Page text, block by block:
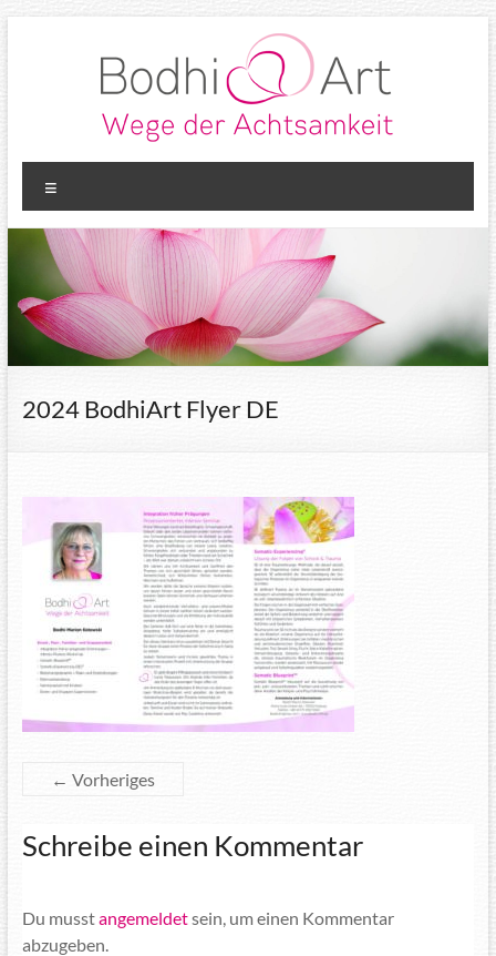
Zum
Bodhi
Marion
Kotowski
Wege der
Achtsamkeit
2024 BodhiArt Flyer DE
← Vorheriges
Schreibe einen Kommentar
Du musstangemeldetsein, um einen Kommentar
abzugeben.